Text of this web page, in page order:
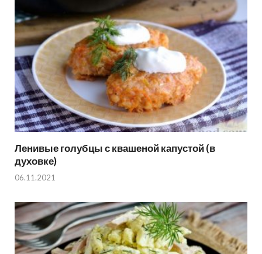
Ленивые голубцы с квашеной капустой (в
духовке)
06.11.2021